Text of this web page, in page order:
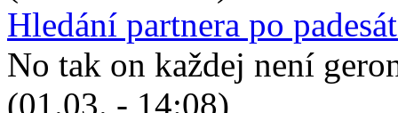
Hledání partnera po
No tak on každej není
(01.03. - 14:08)